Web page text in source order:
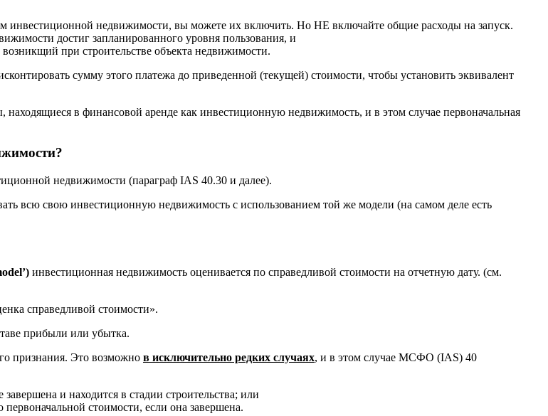
инвестиционной недвижимости, вы можете их включить. Но НЕ включайте общие расходы на запуск.
достиг запланированного уровня пользования, и
при строительстве объекта недвижимости.
сумму этого платежа до приведенной (текущей) стоимости, чтобы установить эквивалент
в финансовой аренде как инвестиционную недвижимость, и в этом случае первоначальная
недвижимости (параграф IAS 40.30 и далее).
всю свою инвестиционную недвижимость с использованием той же модели (на самом деле есть
инвестиционная недвижимость оценивается по справедливой стоимости на отчетную дату. (см.
справедливой стоимости».
прибыли или убытка.
признания. Это возможно в исключительно редких случаях, и в этом случае МСФО (IAS) 40
и находится в стадии строительства; или
стоимости, если она завершена.